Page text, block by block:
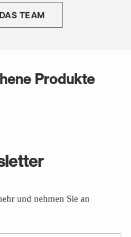
TEAM
Produkte
und nehmen Sie an